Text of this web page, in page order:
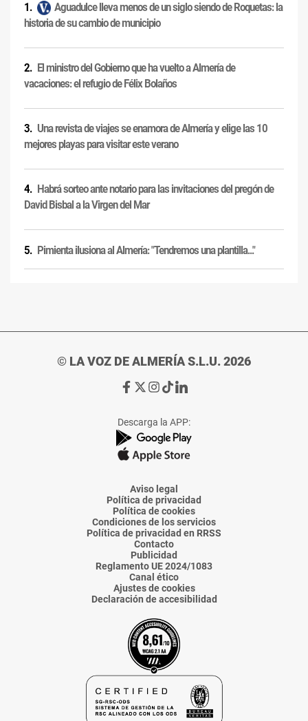
Aguadulce lleva menos de un siglo siendo de Roquetas: la
historia de su cambio de municipio
El ministro del Gobierno que ha vuelto a Almería de
vacaciones: el refugio de Félix Bolaños
Una revista de viajes se enamora de Almería y elige las 10
mejores playas para visitar este verano
Habrá sorteo ante notario para las invitaciones del pregón de
David Bisbal a la Virgen del Mar
Pimienta ilusiona al Almería: "Tendremos una plantilla..."
© LA VOZ DE ALMERÍA S.L.U. 2026
Ir
de
La
Voz
Almería
Ir
de
La
Voz
Almería
Ir
de
La
Voz
Almería
Ir
de
La
Voz
Almería
Ir
de
La
Voz
Descarga la APP:
Aviso legal
Política de privacidad
Política de cookies
Condiciones de los servicios
Política de privacidad en RRSS
Contacto
Publicidad
Reglamento UE 2024/1083
Canal ético
Ajustes de cookies
Declaración de accesibilidad